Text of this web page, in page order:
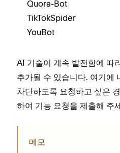
Quora-Bot
TikTokSpider
YouBot
AI 기술이 계속 발전함에 따
추가될 수 있습니다. 여기에
차단하도록 요청하고 싶은
하여 기능 요청을 제출해 주
메모